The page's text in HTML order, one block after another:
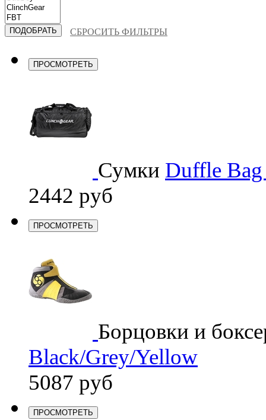
СБРОСИТЬ ФИЛЬТРЫ
ПРОСМОТРЕТЬ
Сумки Duffle
2442 руб
ПРОСМОТРЕТЬ
Борцовки и
Black/Grey/Yellow
5087 руб
ПРОСМОТРЕТЬ